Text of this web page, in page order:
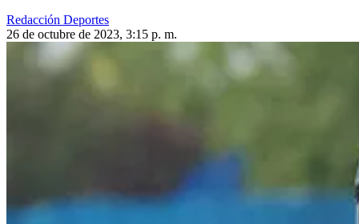
Redacción Deportes
26 de octubre de 2023, 3:15 p. m.